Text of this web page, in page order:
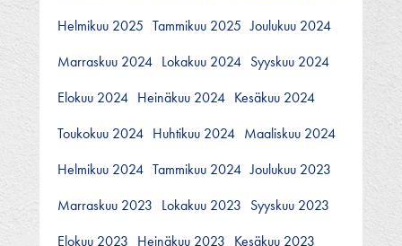
Helmikuu 2025 Tammikuu 2025 Joulukuu 2024
Marraskuu 2024 Lokakuu 2024 Syyskuu 2024
Elokuu 2024 Heinäkuu 2024 Kesäkuu 2024
Toukokuu 2024 Huhtikuu 2024 Maaliskuu 2024
Helmikuu 2024 Tammikuu 2024 Joulukuu 2023
Marraskuu 2023 Lokakuu 2023 Syyskuu 2023
Elokuu 2023 Heinäkuu 2023 Kesäkuu 2023